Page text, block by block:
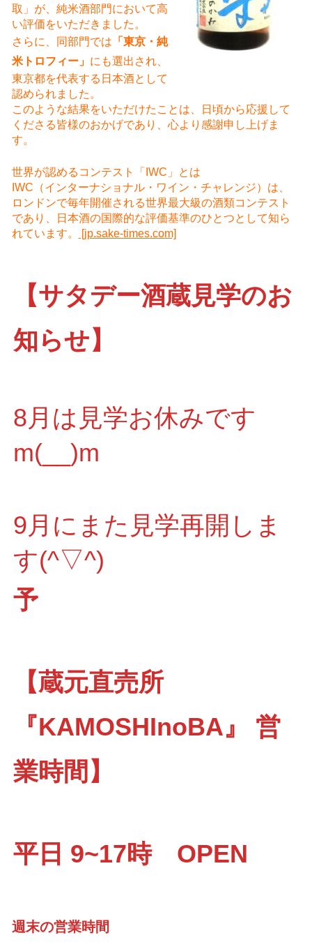
取」が、純米酒部門において高
い評価をいただきました。
さらに、同部門では 「東京・純
米トロフィー」 にも選出され、
東京都を代表する日本酒として
認められました。
このような結果をいただけたことは、日頃から応援して
くださる皆様のおかげであり、心より感謝申し上げま
す。
世界が認めるコンテスト「IWC」とは
IWC（インターナショナル・ワイン・チャレンジ）は、
ロンドンで毎年開催される世界最大級の酒類コンテスト
であり、日本酒の国際的な評価基準のひとつとして知ら
れています。
[jp.sake-times.com]
【サタデー酒蔵見学のお
知らせ】
8月は見学お休みです
m(__)m
9月にまた見学再開しま
す(^▽^)
予
【蔵元直売所
『KAMOSHInoBA』 営
業時間】
平日 9~17時 OPEN
週末の営業時間